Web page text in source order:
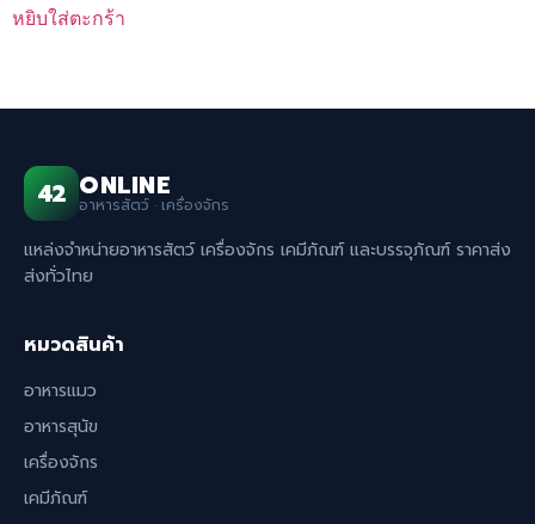
was:
หยิบใส่ตะกร้า
42 ONLINE
อาหารสัตว์ · เครื่องจักร
แหล่งจำหน่ายอาหารสัตว์ เครื่องจักร เคมีภัณฑ์ และบรรจุภัณฑ์ ราคาส่ง
ส่งทั่วไทย
หมวดสินค้า
อาหารแมว
อาหารสุนัข
เครื่องจักร
เคมีภัณฑ์